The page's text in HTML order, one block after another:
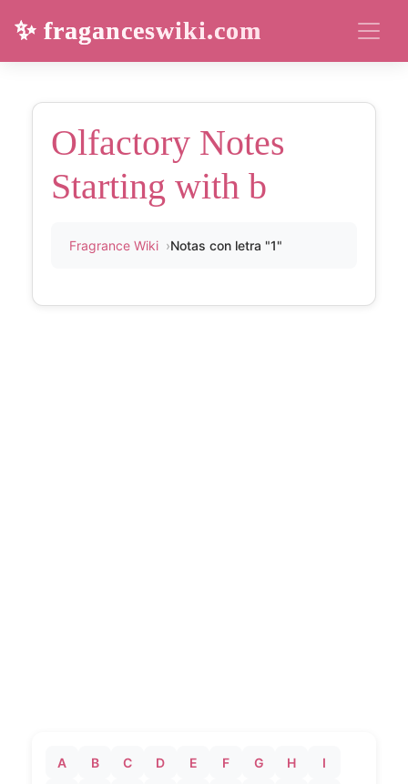
✨ fraganceswiki.com
Olfactory Notes
Starting with b
Fragrance Wiki Notas con letra "1"
A B C D E F G H I